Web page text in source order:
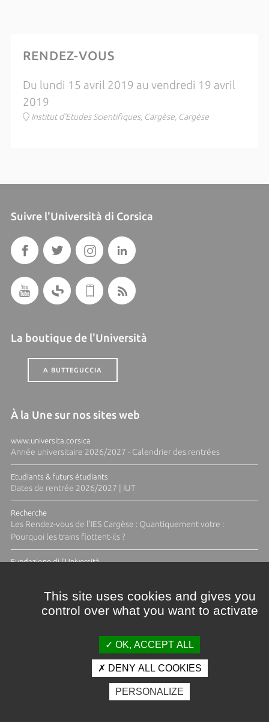
RENDEZ-VOUS
Du lundi 15 avril 2019 au vendredi 19 avril
2019
Institut d'Etudes Scientifiques, Cargèse, Cargèse
Suivre l'Università di Corsica
La boutique de l'Università
A BUTTEGUCCIA
À la Une sur nos sites web
www.universita.corsica
Année universitaire 2026/2027 - Calendrier des rentrées
Etudiants & futurs étudiants
Dates de rentrée 2026/2027 | IUT
Recherche
Les Rendez-vous de l'IES Cargèse : Quantiquement votre :
Pourquoi les trains flottent-ils ?
Fundazione di l'Università
Crédits et mentions légales
Espace presse
Photothèque
This site uses cookies and gives you
control over what you want to activate
OK, ACCEPT ALL
DENY ALL COOKIES
PERSONALIZE